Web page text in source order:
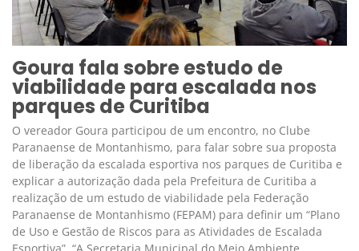
Goura fala sobre estudo de
viabilidade para escalada nos
parques de Curitiba
O vereador Goura participou de um encontro, no Clube
Paranaense de Montanhismo, para falar sobre sua proposta
de liberação da escalada esportiva nos parques de Curitiba e
explicar a autorização dada pela Prefeitura de Curitiba a
realização de um estudo de viabilidade pela Federação
Paranaense de Montanhismo (FEPAM) para definir um “Plano
de Uso e Gestão de Riscos para as Atividades de Escalada